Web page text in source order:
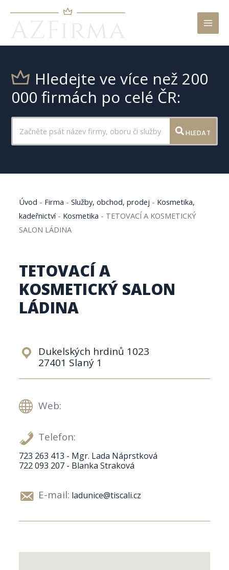
Hledejte ve více než 200
000 firmách po celé ČR:
HLEDAT
Úvod - Firma -Služby, obchod, prodej - Kosmetika,
kadeřnictví- Kosmetika - TETOVACÍ A KOSMETICKÝ
SALON LÁDINA
TETOVACÍ A
KOSMETICKÝ SALON
LÁDINA
Dukelských hrdinů 1023
27401 Slaný 1
Web:
Telefon:
723 263 413 - Mgr. Lada Náprstková
722 093 207 - Blanka Straková
E-mail: ladunice@tiscali.cz